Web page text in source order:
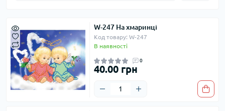
W-247 На хмаринці
Код товару: W-247
В наявності
0
40.00 грн